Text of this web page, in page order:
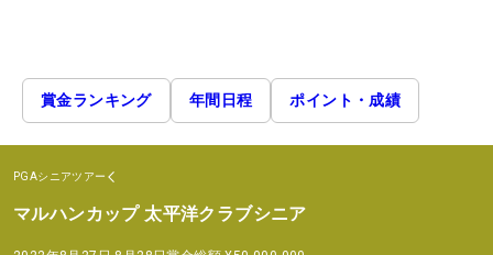
賞金ランキング 年間日程 ポイント・成績
PGAシニアツアー
マルハンカップ 太平洋クラブシニア